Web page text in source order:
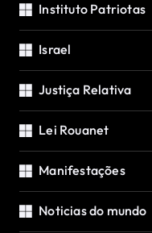
Instituto Patriotas
Israel
Justiça Relativa
Lei Rouanet
Manifestações
Noticias do mundo